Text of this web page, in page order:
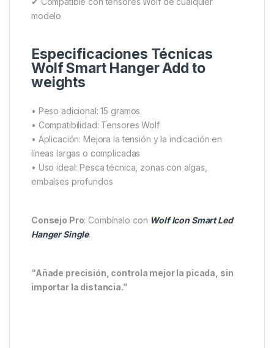
modelo
Especificaciones Técnicas
Wolf Smart Hanger Add to
weights
• Peso adicional: 15 gramos
• Compatibilidad: Tensores Wolf
• Aplicación: Mejora la tensión y la indicación en
líneas largas o complicadas
• Uso ideal: Pesca técnica, zonas con algas,
embalses profundos
Consejo Pro: Combínalo con Wolf Icon Smart Led
Hanger Single.
“Añade precisión, controla mejor la picada, sin
importar la distancia.”